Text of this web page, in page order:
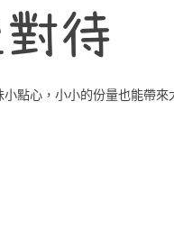
待
點心，小小的份量也能帶來